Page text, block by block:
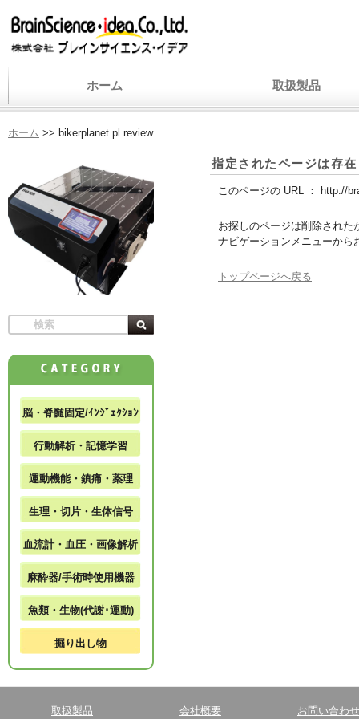
ホーム 取扱製品
ホーム >> bikerplanet pl review
指定されたページは存
このページの URL ： http://
お探しのページは削除された
ナビゲーションメニューから
トップページへ戻る
脳・脊髄固定/ｲﾝｼﾞｪｸｼｮﾝ
行動解析・記憶学習
運動機能・鎮痛・薬理
生理・切片・生体信号
血流計・血圧・画像解析
麻酔器/手術時使用機器
魚類・生物(代謝･運動)
掘り出し物
取扱製品 会社概要 お問い合わせ